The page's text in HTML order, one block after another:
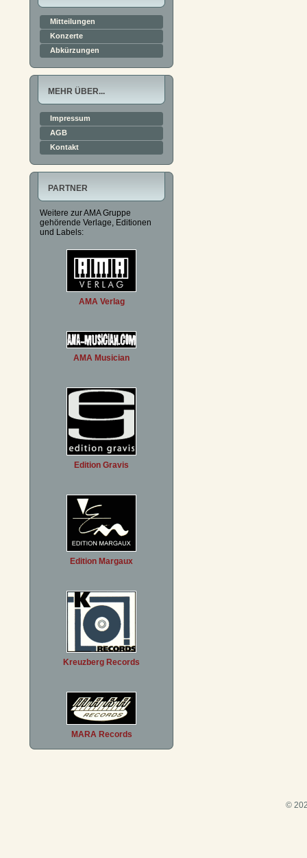
Mitteilungen
Konzerte
Abkürzungen
MEHR ÜBER...
Impressum
AGB
Kontakt
PARTNER
Weitere zur AMA Gruppe
gehörende Verlage, Editionen
und Labels:
AMA Verlag
AMA Musician
Edition Gravis
Edition Margaux
Kreuzberg Records
MARA Records
©